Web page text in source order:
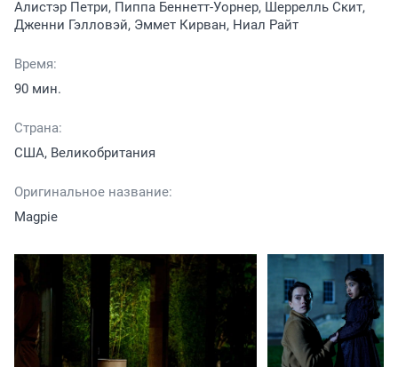
Алистэр Петри, Пиппа Беннетт-Уорнер, Шеррелль Скит,
Дженни Гэлловэй, Эммет Кирван, Ниал Райт
Время:
90 мин.
Страна:
США, Великобритания
Оригинальное название:
Magpie